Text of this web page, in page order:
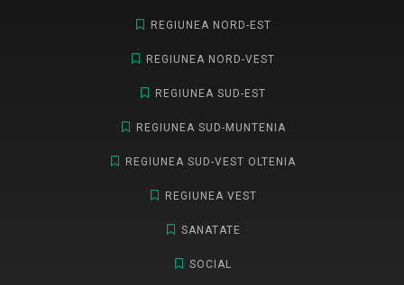
REGIUNEA NORD-EST
REGIUNEA NORD-VEST
REGIUNEA SUD-EST
REGIUNEA SUD-MUNTENIA
REGIUNEA SUD-VEST OLTENIA
REGIUNEA VEST
SANATATE
SOCIAL